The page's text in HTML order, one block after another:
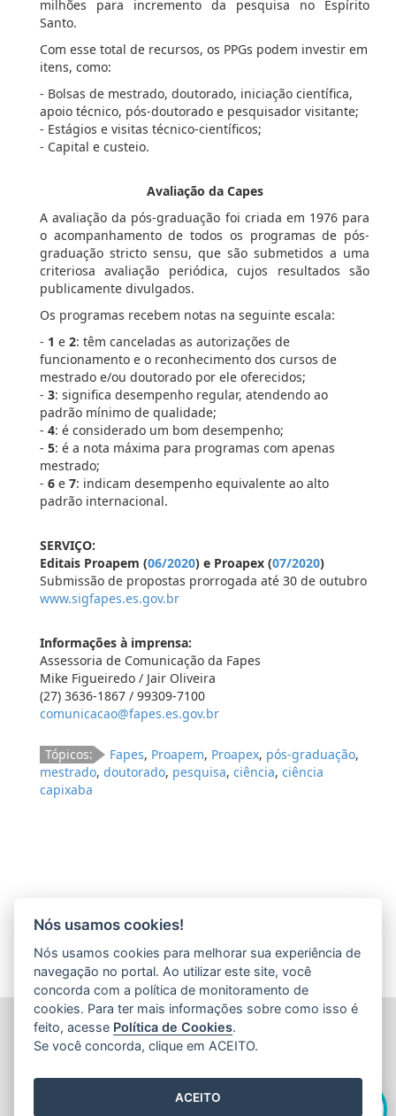
milhões para incremento da pesquisa no Espírito
Santo.
Com esse total de recursos, os PPGs podem investir em
itens, como:
- Bolsas de mestrado, doutorado, iniciação científica,
apoio técnico, pós-doutorado e pesquisador visitante;
- Estágios e visitas técnico-científicos;
- Capital e custeio.
Avaliação da Capes
A avaliação da pós-graduação foi criada em 1976 para
o acompanhamento de todos os programas de pós-
graduação stricto sensu, que são submetidos a uma
criteriosa avaliação periódica, cujos resultados são
publicamente divulgados.
Os programas recebem notas na seguinte escala:
- 1 e 2: têm canceladas as autorizações de
funcionamento e o reconhecimento dos cursos de
mestrado e/ou doutorado por ele oferecidos;
- 3: significa desempenho regular, atendendo ao
padrão mínimo de qualidade;
- 4: é considerado um bom desempenho;
- 5: é a nota máxima para programas com apenas
mestrado;
- 6 e 7: indicam desempenho equivalente ao alto
padrão internacional.
SERVIÇO:
Editais Proapem (06/2020) e Proapex (07/2020)
Submissão de propostas prorrogada até 30 de outubro
www.sigfapes.es.gov.br
Informações à imprensa:
Assessoria de Comunicação da Fapes
Mike Figueiredo / Jair Oliveira
(27) 3636-1867 / 99309-7100
comunicacao@fapes.es.gov.br
Tópicos: Fapes, Proapem, Proapex, pós-graduação,
mestrado, doutorado, pesquisa, ciência, ciência
capixaba
Olá! Sou a
FUNDAÇÃO DE AMPARO À PESQUISA E INOVAÇÃO DO
ESPÍRITO SANTO (FAPES)
CEP: 29066-380 - Vitória / ES
Tel.: 27 3636 1850
Nós usamos cookies!
Nós usamos cookies para melhorar sua experiência de
navegação no portal. Ao utilizar este site, você
concorda com a política de monitoramento de
cookies. Para ter mais informações sobre como isso é
feito, acesse Política de Cookies.
Se você concorda, clique em ACEITO.
ACEITO